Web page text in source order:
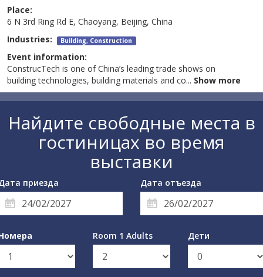
Place:
6 N 3rd Ring Rd E, Chaoyang, Beijing, China
Industries: Building, Construction
Event information:
ConstrucTech is one of China’s leading trade shows on
building technologies, building materials and co... Show more
Найдите свободные места в
гостиницах во время
выставки
приезда Дата отъезда
Room 1 Adults Дети